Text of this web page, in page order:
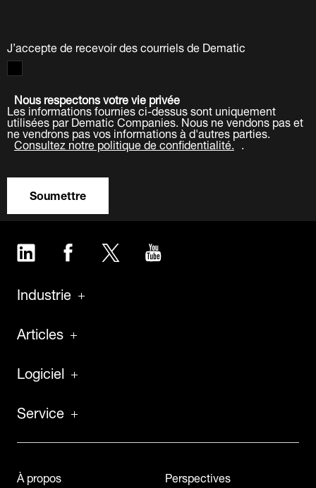
J’accepte de recevoir des courriels de Dematic
Nous respectons votre vie privée
Les informations fournies ci-dessus sont uniquement
utilisées par Dematic Companies. Nous ne vendons pas et
ne vendrons pas vos informations à d'autres parties.
Consultez notre politique de confidentialité. .
Soumettre
LinkedIn Facebook Twitter
Industrie
Articles
Logiciel
Service
À propos
Perspectives